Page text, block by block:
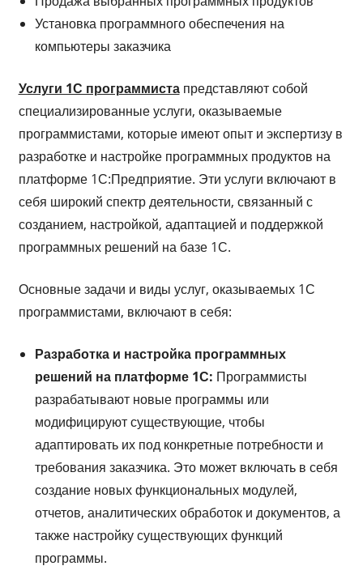
Установка программного обеспечения на
компьютеры заказчика
Услуги 1С программистапредставляют собой
специализированные услуги, оказываемые
программистами, которые имеют опыт и экспертизу в
разработке и настройке программных продуктов на
платформе 1С:Предприятие. Эти услуги включают в
себя широкий спектр деятельности, связанный с
созданием, настройкой, адаптацией и поддержкой
программных решений на базе 1С.
Основные задачи и виды услуг, оказываемых 1С
программистами, включают в себя:
Разработка и настройка программных
решений на платформе 1С: Программисты
разрабатывают новые программы или
модифицируют существующие, чтобы
адаптировать их под конкретные потребности и
требования заказчика. Это может включать в себя
создание новых функциональных модулей,
отчетов, аналитических обработок и документов, а
также настройку существующих функций
программы.